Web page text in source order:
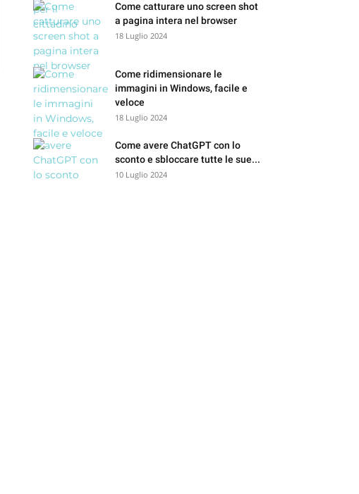
Come catturare uno screen shot
a pagina intera nel browser
18 Luglio 2024
Come ridimensionare le
immagini in Windows, facile e
veloce
18 Luglio 2024
Come avere ChatGPT con lo
sconto e sbloccare tutte le sue...
10 Luglio 2024